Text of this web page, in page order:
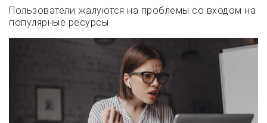
Пользователи жалуются на проблемы со входом на
популярные ресурсы